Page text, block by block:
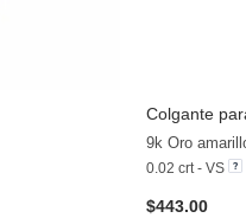
Colgante
9k Oro
0.02 crt - VS
$443.00